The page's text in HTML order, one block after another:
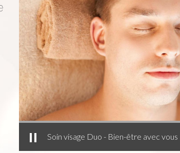
Soin visage Duo - Bien-être avec vous